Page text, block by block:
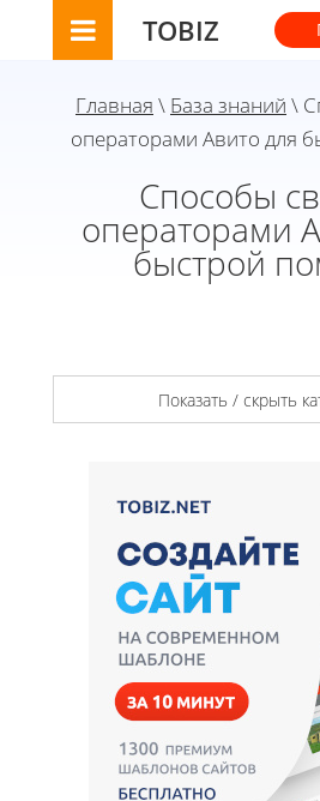
TOBIZ
Главная \ База знаний \
операторами Авито для
Способы
операторами
быстрой
Показать / скрыть